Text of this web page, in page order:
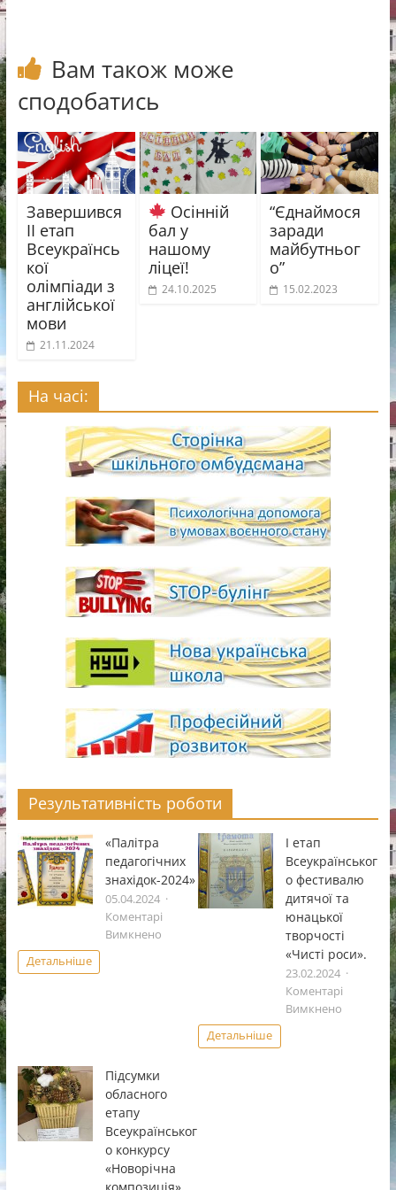
Вам також може
сподобатись
Завершився
ІІ етап
Всеукраїнсь
кої
олімпіади з
англійської
мови
21.11.2024
Осінній
бал у
нашому
ліцеї!
24.10.2025
“Єднаймося
заради
майбутньог
о”
15.02.2023
На часі:
Результативність роботи
«Палітра
педагогічних
знахідок-2024»
05.04.2024
Коментарі
Вимкненодо
Детальніше
І етап
Всеукраïнськог
о фестивалю
дитячоï та
юнацькоï
творчостi
«Чистi роси».
23.02.2024
Коментарі
Вимкненодо
Детальніше
Підсумки
обласного
етапу
Всеукраїнськог
о конкурсу
«Новорічна